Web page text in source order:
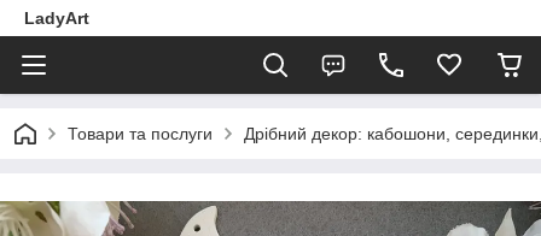
LadyArt
Товари та послуги Дрібний декор: кабошони,